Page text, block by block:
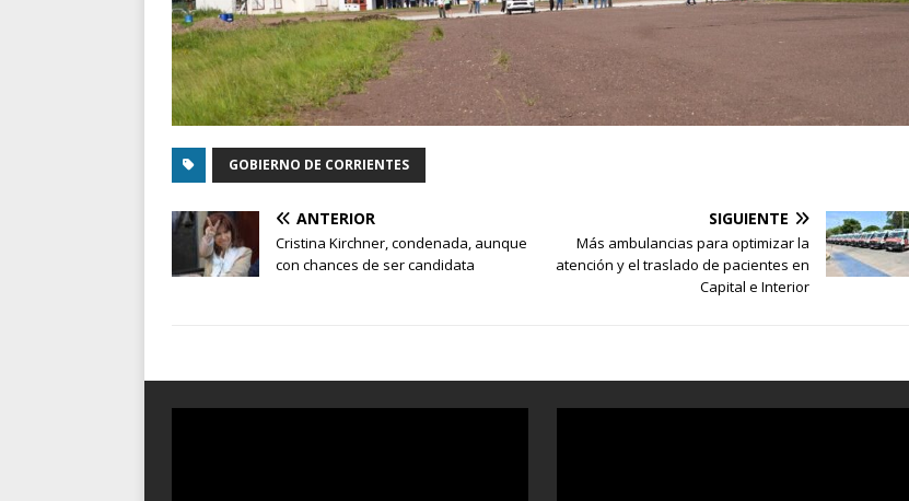
GOBIERNO DE CORRIENTES
ANTERIOR
Cristina Kirchner, condenada, aunque
con chances de ser candidata
SIGUIENTE
Más ambulancias para optimizar la
atención y el traslado de pacientes en
Capital e Interior